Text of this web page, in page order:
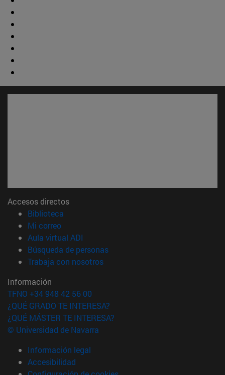
Accesos directos
Biblioteca
Mi correo(abre en nueva ventana)
Aula virtual ADI
Búsqueda de personas(abre en nueva ventana)
Trabaja con nosotros(abre en nueva ventana)
Información
TFNO +34 948 42 56 00
¿QUÉ GRADO TE INTERESA?
¿QUÉ MÁSTER TE INTERESA?
© Universidad de Navarra
Información legal
Accesibilidad